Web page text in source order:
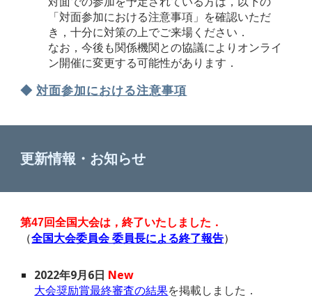
「対面参加における注意事項」を確認いただ
き，十分に対策の上でご来場ください．
なお，今後も関係機関との協議によりオンライ
ン開催に変更する可能性があります．
◆対面参加における注意事項
更新情報・お知らせ
第47回全国大会は，終了いたしました．
（全国大会委員会 委員長による終了報告）
2022年9月6日 New
大会奨励賞最終審査の結果を掲載しました．